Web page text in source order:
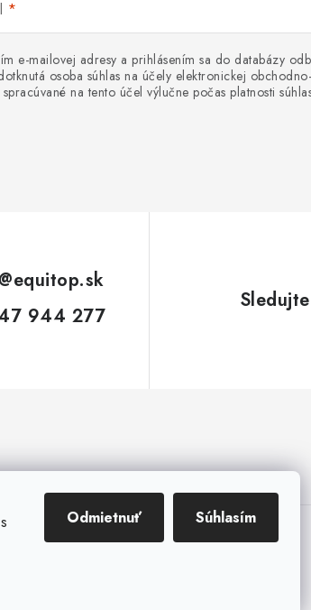
Odmietnuť Súhlasím
e-mailovej adresy a prihlásením sa do databázy
osoba súhlas na účely elektronickej
na tento účel výlučne počas platnosti
@equitop.sk
944 277